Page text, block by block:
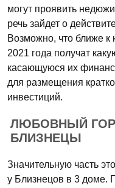
могут проявить
речь зайдет о
Возможно, что ближе
2021 года получат
касающуюся их
для размещения
инвестиций.
ЛЮБОВНЫЙ
БЛИЗНЕЦЫ
Значительную часть
у Близнецов в 3 доме.